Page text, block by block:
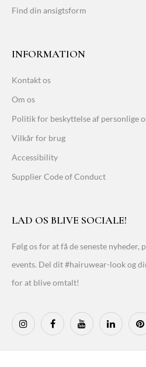
Find din ansigtsform
INFORMATION
Kontakt os
Om os
Politik for beskyttelse af personlige
Vilkår for brug
Accessibility
Supplier Code of Conduct
LAD OS BLIVE SOCIALE!
Følg os for at få de seneste
events. Del dit #hairuwear-look og
for at blive omtalt!